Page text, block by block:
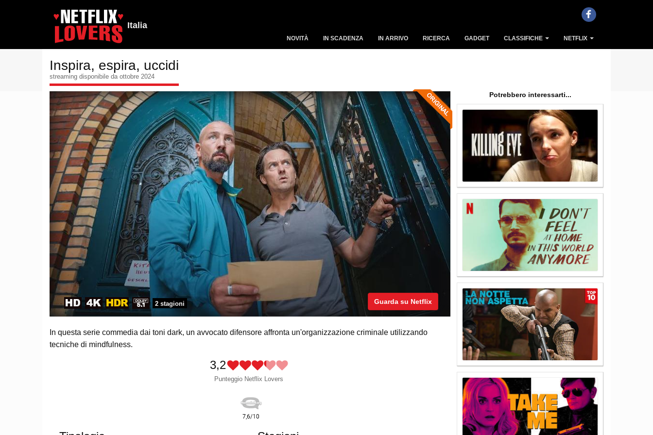
Italia
NOVITÀ IN SCADENZA IN ARRIVO RICERCA GADGET CLASSIFICHE NETFLIX
Inspira, espira, uccidi
streaming disponibile da ottobre 2024
2 stagioni Guarda su Netflix
In questa serie commedia dai toni dark, un avvocato difensore affronta un'organizzazione criminale utilizzando
tecniche di mindfulness.
3,2
Punteggio Netflix Lovers
Potrebbero interessarti...